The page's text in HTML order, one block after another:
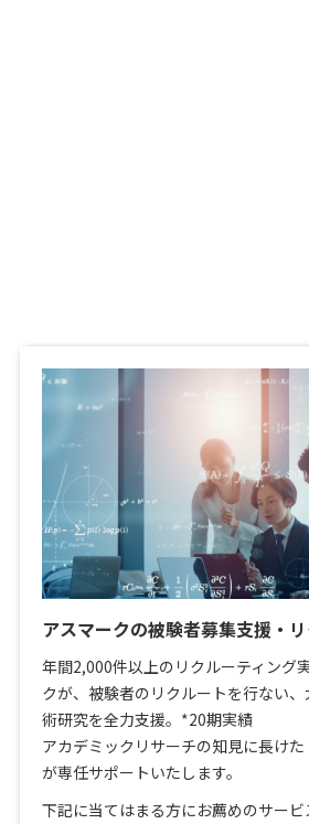
アスマークの被験者募集支援・
年間2,000件以上のリクルーティング
クが、被験者のリクルートを行ない
術研究を全力支援。*20期実績
アカデミックリサーチの知見に長けた
が専任サポートいたします。
下記に当てはまる方にお薦めのサービ